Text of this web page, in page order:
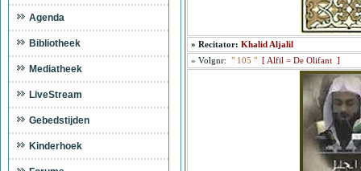
» Recitator: Khalid Aljalil
» Volgnr: " 105 " [ Alfil = De Olifant ]
Agenda
Bibliotheek
Mediatheek
LiveStream
Gebedstijden
Kinderhoek